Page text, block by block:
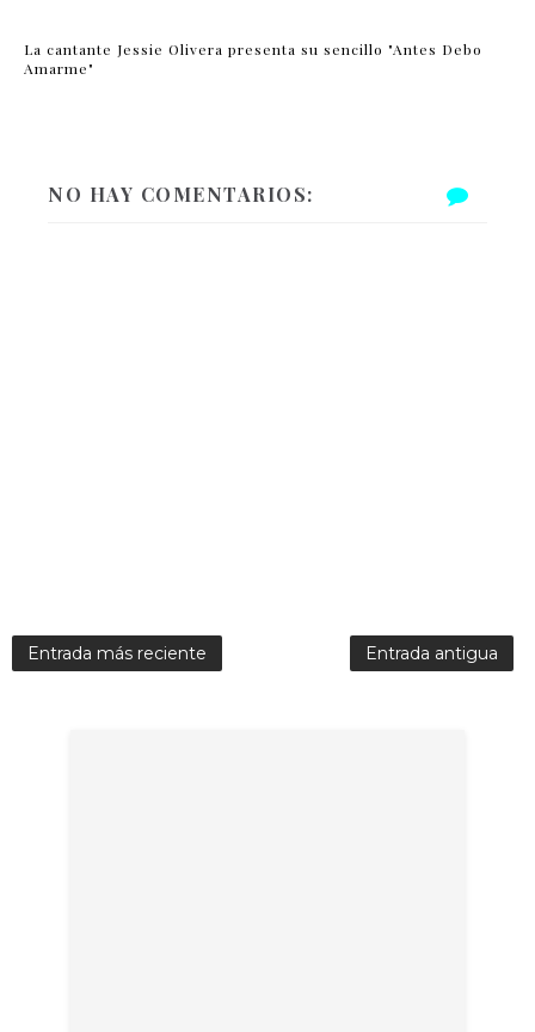
La cantante Jessie Olivera presenta su sencillo "Antes Debo
Amarme"
NO HAY COMENTARIOS:
Entrada más reciente Entrada antigua